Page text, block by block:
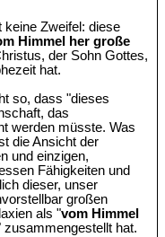
keine Zweifel: diese
Himmel her große
der Sohn Gottes,
hat.
so, dass "dieses
das
werden müsste. Was
die Ansicht der
und einzigen,
Fähigkeiten und
dieser, unser
großen
als "vom Himmel
zusammengestellt hat.